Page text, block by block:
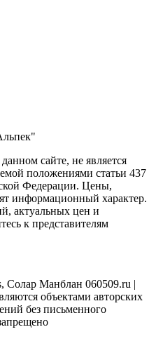
сайте, не является
положениями статьи 437
Федерации. Цены,
информационный характер.
актуальных цен и
к представителям
Манблан 060509.ru |
объектами авторских
без письменного